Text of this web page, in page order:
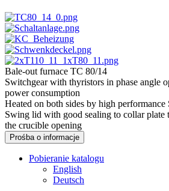
Bale-out furnace TC 80/14
Switchgear with thyristors in phase angle
power consumption
Heated on both sides by high performance
Swing lid with good sealing to collar plate
the crucible opening
Prośba o informacje
Pobieranie katalogu
English
Deutsch